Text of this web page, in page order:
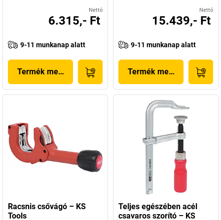
Nettó
6.315,- Ft
9-11 munkanap alatt
Termék megjelenítése
Nettó
15.439,- Ft
9-11 munkanap alatt
Termék megjelenítése
Racsnis csővágó – KS
Tools
Teljes egészében acél
csavaros szorító – KS